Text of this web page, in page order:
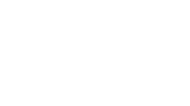
السابقة تردع هجمات الفدية
التواصل الاجتماعي.. منصة لممارسة
التعاملات الإلكترونية من السرقة